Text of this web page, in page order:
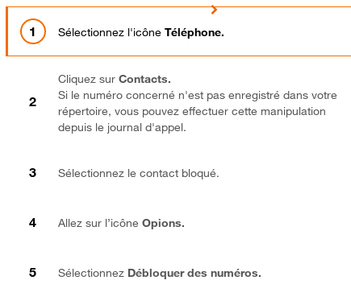
Sélectionnez l'icône Téléphone.
Cliquez sur Contacts.
Si le numéro concerné n'est pas enregistré dans votre
répertoire, vous pouvez effectuer cette manipulation
depuis le journal d'appel.
Sélectionnez le contact bloqué.
Allez sur l’icône Opions.
Sélectionnez Débloquer des numéros.